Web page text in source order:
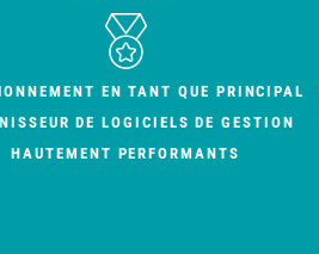
EN TANT QUE PRINCIPAL
DE LOGICIELS DE GESTION
HAUTEMENT PERFORMANTS